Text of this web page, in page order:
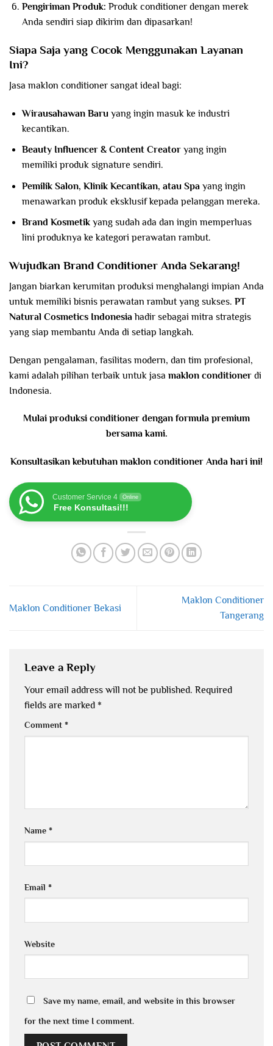
Pengiriman Produk: Produk conditioner dengan merek
Anda sendiri siap dikirim dan dipasarkan!
Siapa Saja yang Cocok Menggunakan Layanan
Ini?
Jasa maklon conditioner sangat ideal bagi:
Wirausahawan Baru yang ingin masuk ke industri
kecantikan.
Beauty Influencer & Content Creatoryang ingin
memiliki produk signature sendiri.
Pemilik Salon, Klinik Kecantikan, atau Spayang ingin
menawarkan produk eksklusif kepada pelanggan mereka.
Brand Kosmetikyang sudah ada dan ingin memperluas
lini produknya ke kategori perawatan rambut.
Wujudkan Brand Conditioner Anda Sekarang!
Jangan biarkan kerumitan produksi menghalangi impian Anda
untuk memiliki bisnis perawatan rambut yang sukses. PT
Natural Cosmetics Indonesiahadir sebagai mitra strategis
yang siap membantu Anda di setiap langkah.
Dengan pengalaman, fasilitas modern, dan tim profesional,
kami adalah pilihan terbaik untuk jasa maklon conditioner di
Indonesia.
Mulai produksi conditioner dengan formula premium
bersama kami.
Konsultasikan kebutuhan maklon conditioner Anda hari ini!
Customer Service 4 Online
Free Konsultasi!!!
Maklon Conditioner Bekasi
Maklon Conditioner
Tangerang
Leave a Reply
Your email address will not be published. Required
fields are marked *
Comment *
Name *
Email *
Website
Save my name, email, and website in this browser
for the next time I comment.